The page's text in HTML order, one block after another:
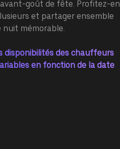
goût de fête. Profitez-en
et partager ensemble
nuit mémorable.
disponibilités des chauffeurs
en fonction de la date